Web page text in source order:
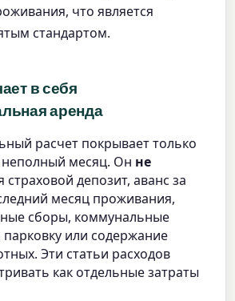
что является
стандартом.
в себя
аренда
расчет покрывает только
месяц. Он не
страховой депозит, аванс за
месяц проживания,
сборы, коммунальные
парковку или содержание
Эти статьи расходов
как отдельные затраты